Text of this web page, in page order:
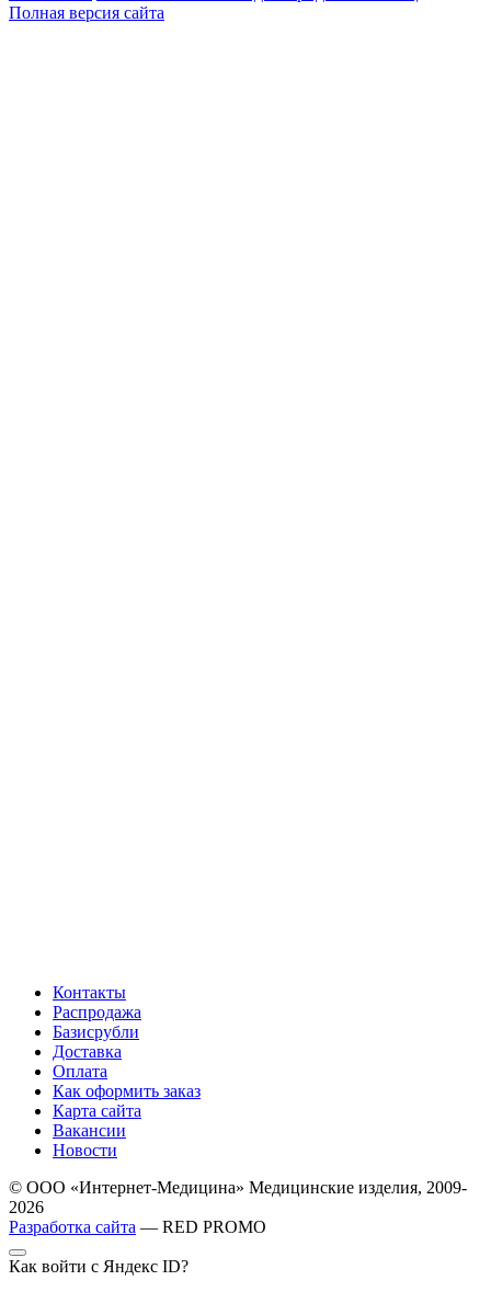
Полная версия сайта
Контакты
Распродажа
Базисрубли
Доставка
Оплата
Как оформить заказ
Карта сайта
Вакансии
Новости
© ООО «Интернет-Медицина» Медицинские изделия, 2009-
2026
Разработка сайта — RED PROMO
Как войти с Яндекс ID?